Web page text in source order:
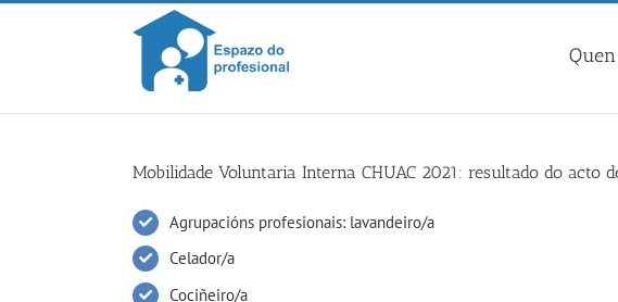
Skip
Mobilidade Voluntaria Interna CHUAC 2021: resultado do acto
Agrupacións profesionais: lavandeiro/a
Celador/a
Cociñeiro/a